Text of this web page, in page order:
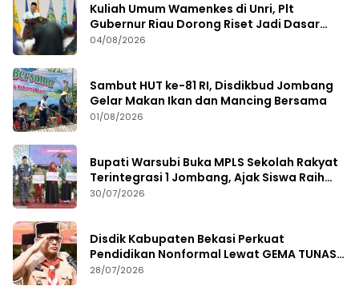
Kuliah Umum Wamenkes di Unri, Plt
Gubernur Riau Dorong Riset Jadi Dasar
Kebijakan Kesehatan
04/08/2026
Sambut HUT ke-81 RI, Disdikbud Jombang
Gelar Makan Ikan dan Mancing Bersama
01/08/2026
Bupati Warsubi Buka MPLS Sekolah Rakyat
Terintegrasi 1 Jombang, Ajak Siswa Raih
Prestasi
30/07/2026
Disdik Kabupaten Bekasi Perkuat
Pendidikan Nonformal Lewat GEMA TUNAS
2026
28/07/2026